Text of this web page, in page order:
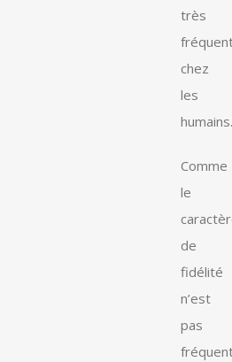
très
chez
les
humains.
Comme
le
de
fidélité
n’est
pas